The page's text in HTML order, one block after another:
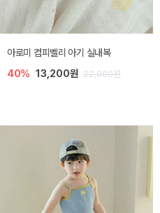
아로미 컴피벨리 아기 실내복
40% 13,200원 22,000원